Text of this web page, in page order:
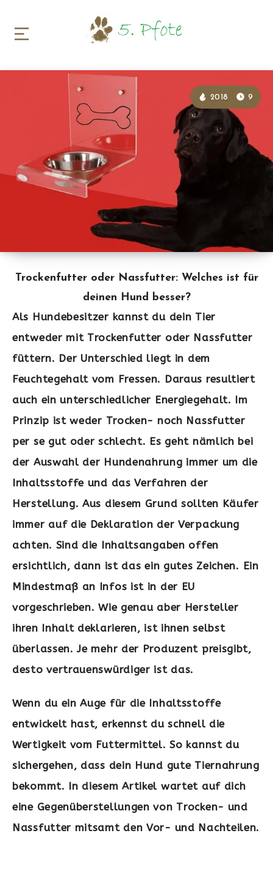
Trockenfutter oder Nassfutter: Welches ist für
deinen Hund besser?
2018 9
Als Hundebesitzer kannst du dein Tier
entweder mit Trockenfutter oder Nassfutter
füttern. Der Unterschied liegt in dem
Feuchtegehalt vom Fressen. Daraus resultiert
auch ein unterschiedlicher Energiegehalt. Im
Prinzip ist weder Trocken- noch Nassfutter
per se gut oder schlecht. Es geht nämlich bei
der Auswahl der Hundenahrung immer um die
Inhaltsstoffe und das Verfahren der
Herstellung. Aus diesem Grund sollten Käufer
immer auf die Deklaration der Verpackung
achten. Sind die Inhaltsangaben offen
ersichtlich, dann ist das ein gutes Zeichen. Ein
Mindestmaß an Infos ist in der EU
vorgeschrieben. Wie genau aber Hersteller
ihren Inhalt deklarieren, ist ihnen selbst
überlassen. Je mehr der Produzent preisgibt,
desto vertrauenswürdiger ist das.
Wenn du ein Auge für die Inhaltsstoffe
entwickelt hast, erkennst du schnell die
Wertigkeit vom Futtermittel. So kannst du
sichergehen, dass dein Hund gute Tiernahrung
bekommt. In diesem Artikel wartet auf dich
eine Gegenüberstellungen von Trocken- und
Nassfutter mitsamt den Vor- und Nachteilen.